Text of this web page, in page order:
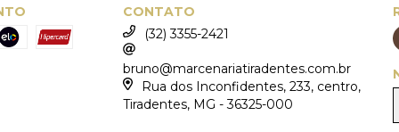
CONTATO
(32) 3355-2421
bruno@marcenariatiradentes.com.br
Rua dos Inconfidentes, 233, centro,
Tiradentes, MG - 36325-000